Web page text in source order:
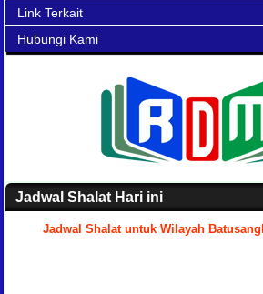
Link Terkait
Hubungi Kami
Jadwal Shalat Hari ini
Jadwal Shalat untuk Wilayah